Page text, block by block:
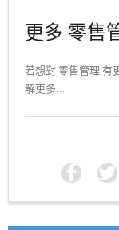
更多 零售
若想對 零售管理 有
解更多…